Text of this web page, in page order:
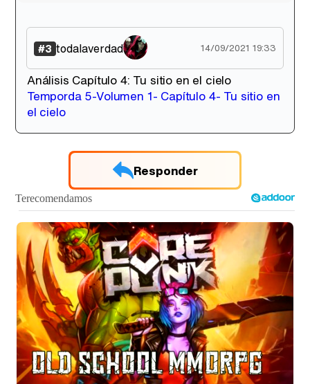
#3 todalaverdad 14/09/2021 19:33
Análisis Capítulo 4: Tu sitio en el cielo
Temporda 5-Volumen 1- Capítulo 4- Tu sitio en
el cielo
Responder